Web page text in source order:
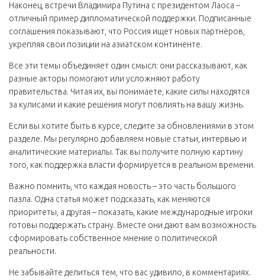
Наконец, встречи Владимира Путина с президентом Лаоса –
отличный пример дипломатической поддержки. Подписанные
соглашения показывают, что Россия ищет новых партнёров,
укрепляя свои позиции на азиатском континенте.
Все эти темы объединяет один смысл: они рассказывают, как
разные акторы помогают или усложняют работу
правительства. Читая их, вы понимаете, какие силы находятся
за кулисами и какие решения могут повлиять на вашу жизнь.
Если вы хотите быть в курсе, следите за обновлениями в этом
разделе. Мы регулярно добавляем новые статьи, интервью и
аналитические материалы. Так вы получите полную картину
того, как поддержка власти формируется в реальном времени.
Важно помнить, что каждая новость – это часть большого
пазла. Одна статья может подсказать, как меняются
приоритеты, а другая – показать, какие международные игроки
готовы поддержать страну. Вместе они дают вам возможность
сформировать собственное мнение о политической
реальности.
Не забывайте делиться тем, что вас удивило, в комментариях.